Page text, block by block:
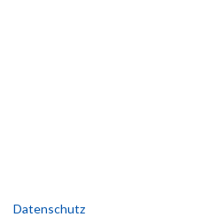
Datenschutz